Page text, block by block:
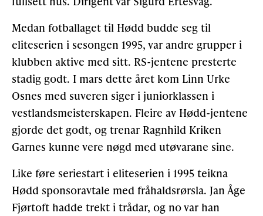
Medan fotballaget til Hødd budde seg til
eliteserien i sesongen 1995, var andre grupper i
klubben aktive med sitt. RS-jentene presterte
stadig godt. I mars dette året kom Linn Urke
Osnes med suveren siger i juniorklassen i
vestlandsmeisterskapen. Fleire av Hødd-jentene
gjorde det godt, og trenar Ragnhild Kriken
Garnes kunne vere nøgd med utøvarane sine.
Like føre seriestart i eliteserien i 1995 teikna
Hødd sponsoravtale med fråhaldsrørsla. Jan Åge
Fjørtoft hadde trekt i trådar, og no var han